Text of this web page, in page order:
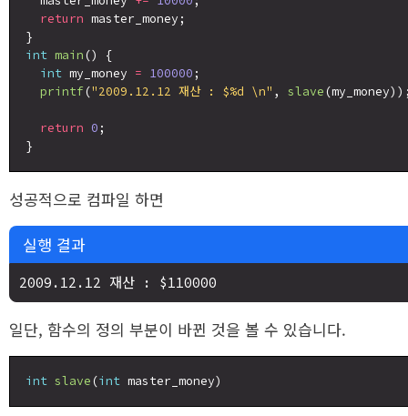
return master_money;
int main () {
int my_money = 100000 ;
printf ("2009.12.12 재산 : $%d \n" , slave
return 0 ;
성공적으로 컴파일 하면
실행 결과
일단, 함수의 정의 부분이 바뀐 것을 볼 수 있습니다.
int slave (int